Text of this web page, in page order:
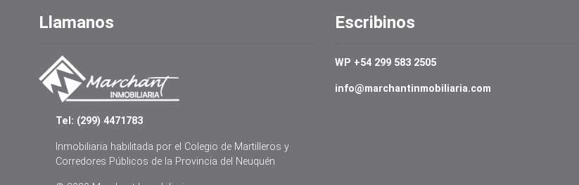
Llamanos
Tel: (299) 4471783
Inmobiliaria habilitada por el Colegio de Martilleros y
Corredores Públicos de la Provincia del Neuquén
Escribinos
WP +54 299 583 2505
info@marchantinmobiliaria.com